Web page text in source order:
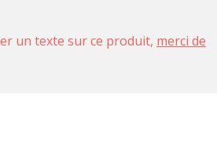
un texte sur ce produit, merci de